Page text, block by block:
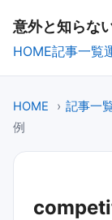
意外と知らな
HOME記事一覧
HOME › 記事一
例